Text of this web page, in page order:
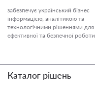
забезпечує український бізнес
інформацією, аналітикою та
технологічними рішеннями для
ефективної та безпечної
Каталог рішень